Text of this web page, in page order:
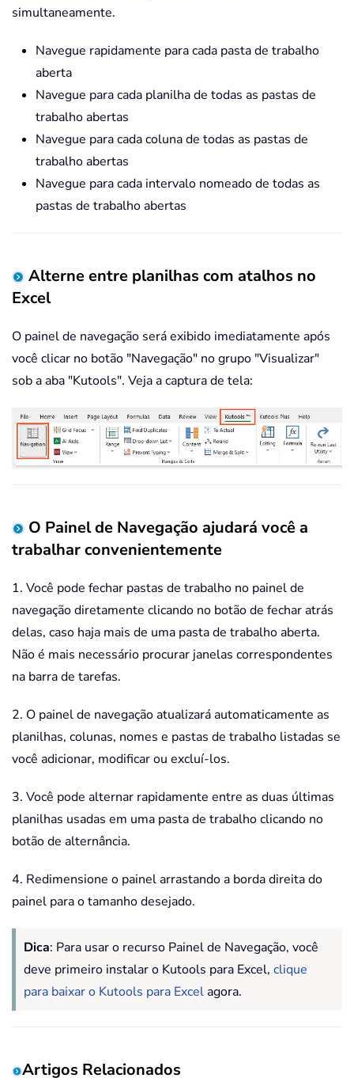
simultaneamente.
Navegue rapidamente para cada pasta de trabalho
aberta
Navegue para cada planilha de todas as pastas de
trabalho abertas
Navegue para cada coluna de todas as pastas de
trabalho abertas
Navegue para cada intervalo nomeado de todas as
pastas de trabalho abertas
Alterne entre planilhas com atalhos no
Excel
O painel de navegação será exibido imediatamente após
você clicar no botão "Navegação" no grupo "Visualizar"
sob a aba "Kutools". Veja a captura de tela:
O Painel de Navegação ajudará você a
trabalhar convenientemente
1. Você pode fechar pastas de trabalho no painel de
navegação diretamente clicando no botão de fechar atrás
delas, caso haja mais de uma pasta de trabalho aberta.
Não é mais necessário procurar janelas correspondentes
na barra de tarefas.
2. O painel de navegação atualizará automaticamente as
planilhas, colunas, nomes e pastas de trabalho listadas se
você adicionar, modificar ou excluí-los.
3. Você pode alternar rapidamente entre as duas últimas
planilhas usadas em uma pasta de trabalho clicando no
botão de alternância.
4. Redimensione o painel arrastando a borda direita do
painel para o tamanho desejado.
Dica: Para usar o recurso Painel de Navegação, você
deve primeiro instalar o Kutools para Excel, clique
para baixar o Kutools para Excelagora.
Artigos Relacionados